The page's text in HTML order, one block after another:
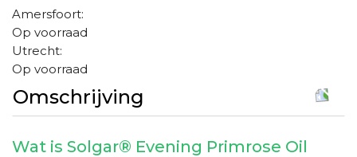
Amersfoort:
Op voorraad
Utrecht:
Op voorraad
Omschrijving
Wat is Solgar® Evening Primrose Oil